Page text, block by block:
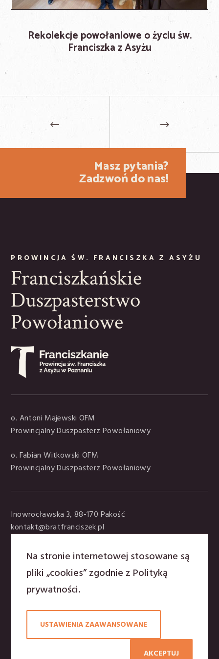
Rekolekcje powołaniowe o życiu św.
Franciszka z Asyżu
Masz pytania?
Zadzwoń do nas!
PROWINCJA ŚW. FRANCISZKA Z ASYŻU
Franciszkańskie
Duszpasterstwo
Powołaniowe
o. Antoni Majewski OFM
Prowincjalny Duszpasterz Powołaniowy
o. Fabian Witkowski OFM
Prowincjalny Duszpasterz Powołaniowy
Inowrocławska 3, 88-170 Pakość
kontakt@bratfranciszek.pl
Osoby rozeznające powołanie mają możliwość pobytu
przez kilka dni w klasztorze ze wspólnotą
franciszkańską. Zapraszamy do kontaktu z
o. Antoni Majewski
Na stronie internetowej stosowane są
pliki „cookies” zgodnie z Polityką
prywatności.
USTAWIENIA ZAAWANSOWANE
AKCEPTUJ